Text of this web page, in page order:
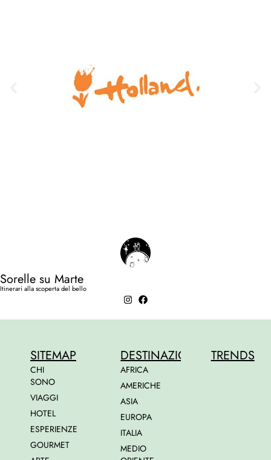
Sorelle su Marte
Itinerari alla scoperta del bello
SITEMAP
CHI
SONO
VIAGGI
HOTEL
ESPERIENZE
GOURMET
DESTINAZIONI
AFRICA
AMERICHE
ASIA
EUROPA
ITALIA
MEDIO
TRENDS